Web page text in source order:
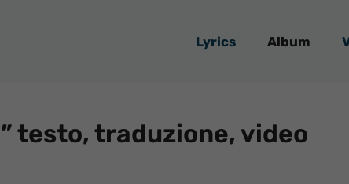
Lyrics Album
testo, traduzione, video